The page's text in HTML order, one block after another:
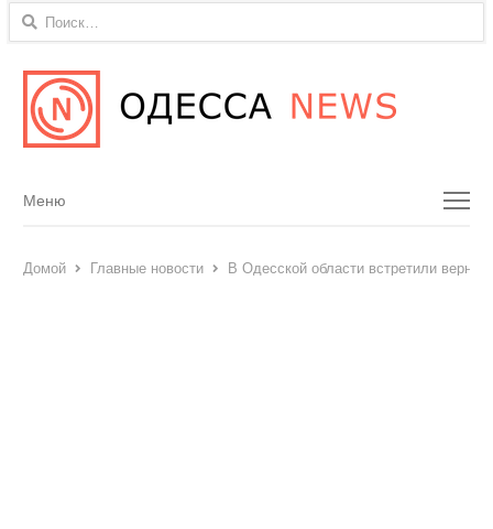
Найти:
Menu
Меню
Домой Главные новости В Одесской области встретили